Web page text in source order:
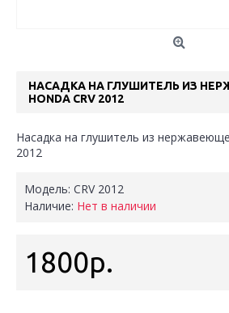
НАСАДКА НА ГЛУШИТЕЛЬ ИЗ
HONDA CRV 2012
Насадка на глушитель из
2012
Модель: CRV 2012
Наличие: Нет в наличии
1800р.